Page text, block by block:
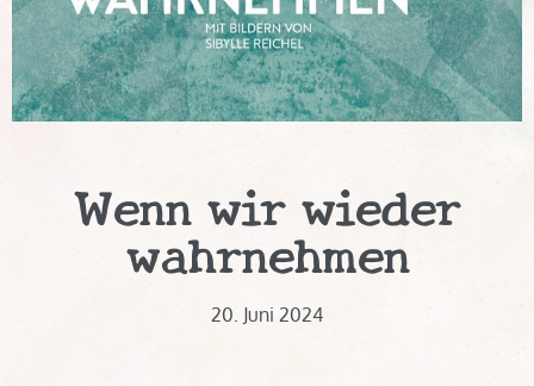
Wenn wir wieder
wahrnehmen
20. Juni 2024